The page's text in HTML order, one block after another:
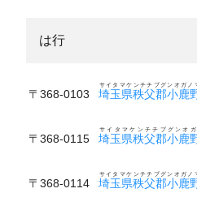
は行
〒368-0103 埼玉県秩父郡小鹿
サイタマケンチチブグンオガノ
〒368-0115 埼玉県秩父郡小鹿
サイタマケンチチブグンオ
〒368-0114 埼玉県秩父郡小鹿
サイタマケンチチブグンオガノ